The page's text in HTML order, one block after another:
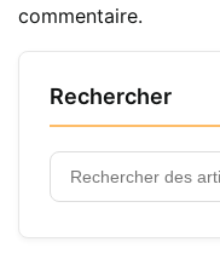
commentaire.
Rechercher
Rechercher
: